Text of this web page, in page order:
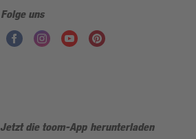
Folge uns
Jetzt die toom-App herunterladen